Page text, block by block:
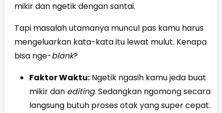
mikir dan ngetik dengan santai.
Tapi masalah utamanya muncul pas kamu harus
mengeluarkan kata-kata itu lewat mulut. Kenapa
bisa nge-blank?
Faktor Waktu:Ngetik ngasih kamu jeda buat
mikir dan editing. Sedangkan ngomong secara
langsung butuh proses otak yang super cepat.